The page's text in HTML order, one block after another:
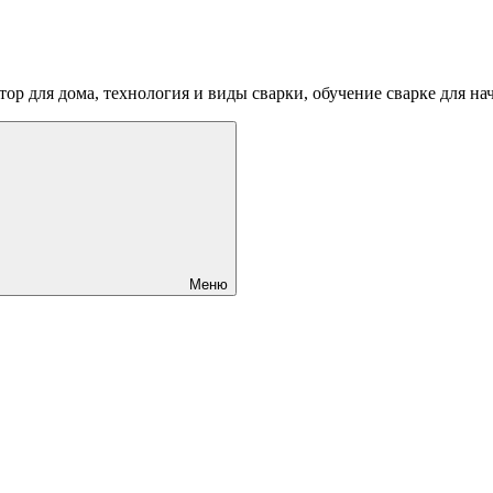
для дома, технология и виды сварки, обучение сварке
Меню